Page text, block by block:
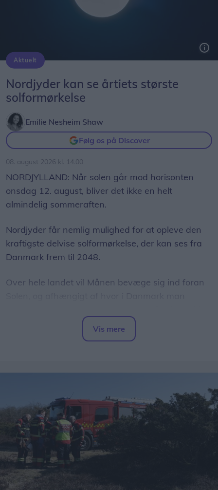
Aktuelt
Nordjyder kan se årtiets største
solformørkelse
Emilie Nesheim Shaw
Følg os på Discover
08. august 2026 kl. 14.00
NORDJYLLAND: Når solen går mod horisonten
onsdag 12. august, bliver det ikke en helt
almindelig sommeraften.
Nordjyder får nemlig mulighed for at opleve den
kraftigste delvise solformørkelse, der kan ses fra
Danmark frem til 2048.
Over hele landet vil Månen bevæge sig ind foran
Formørkelsen topper omkring klokken 20.00, kort
at opleve fænomenet fra steder med frit udsyn
mod vest.
For mange nordjyder kan kysterne, fjordene og de
åbne landskaber danne en flot ramme om den
sjældne naturoplevelse, hvis vejret arter sig.
Vis mere